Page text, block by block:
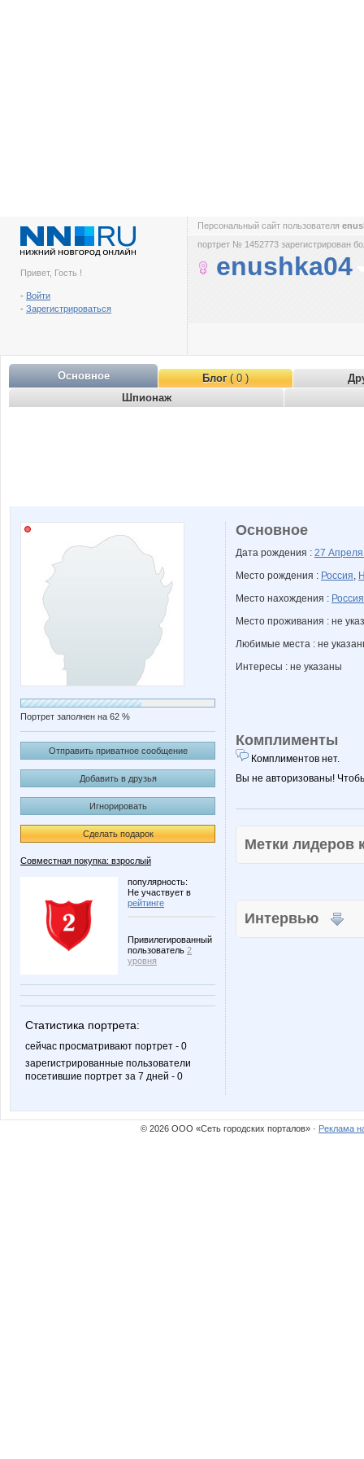
Привет, Гость !
- Войти
- Зарегистрироваться
Персональный сайт пользователя
портрет № 1452773 зарегистрирован
enushka04
Основное Блог( 0 )
Шпионаж
Портрет заполнен на 62 %
Отправить приватное сообщение
Добавить в друзья
Игнорировать
Сделать подарок
Совместная покупка: взрослый
популярность:
Не участвует в
рейтинге
Привилегированный
пользователь 2
уровня
Статистика портрета:
сейчас просматривают портрет - 0
зарегистрированные пользователи
посетившие портрет за 7 дней - 0
Основное
Дата рождения : 27
Место рождения : Россия,
Место нахождения : Россия
Место проживания : не
Любимые места : не
Интересы : не указаны
Комплименты
Комплиментов нет.
Вы не авторизованы!
Метки
Интервью
© 2026 ООО «Сеть городских порталов» · Реклама